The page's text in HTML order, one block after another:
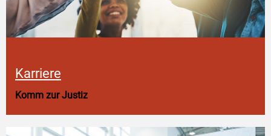
Karriere
Komm zur Justiz